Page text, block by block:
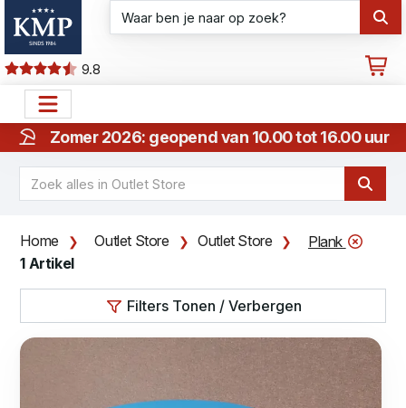
9.8
Zomer 2026: geopend van 10.00 tot 16.00 uur
Home Outlet Store Outlet Store
Plank
1 Artikel
Filters Tonen / Verbergen